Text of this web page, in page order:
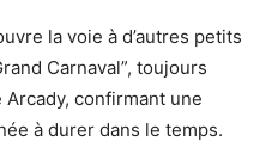
la voie à d’autres petits
Carnaval”, toujours
Arcady, confirmant une
à durer dans le temps.